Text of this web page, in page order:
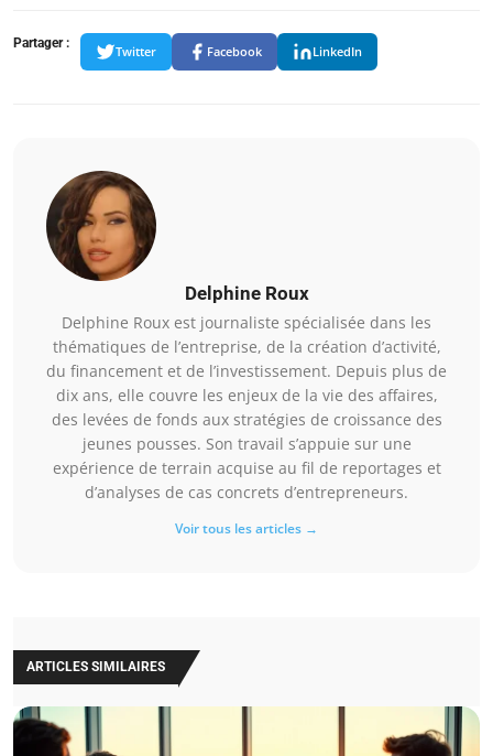
Partager :
Twitter Facebook LinkedIn
Delphine Roux
Delphine Roux est journaliste spécialisée dans les
thématiques de l’entreprise, de la création d’activité,
du financement et de l’investissement. Depuis plus de
dix ans, elle couvre les enjeux de la vie des affaires,
des levées de fonds aux stratégies de croissance des
jeunes pousses. Son travail s’appuie sur une
expérience de terrain acquise au fil de reportages et
d’analyses de cas concrets d’entrepreneurs.
Voir tous les articles →
ARTICLES SIMILAIRES